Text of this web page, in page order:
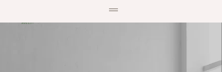
ANNI JOTT